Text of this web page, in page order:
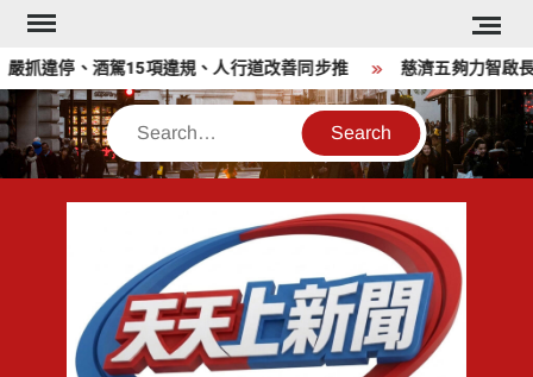
Skip
content
違停、酒駕15項違規、人行道改善同步推 慈濟五夠力智啟
Search